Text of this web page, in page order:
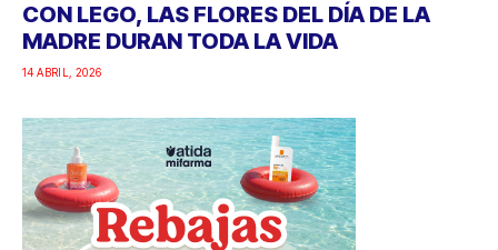
CON LEGO, LAS FLORES DEL DÍA DE LA
MADRE DURAN TODA LA VIDA
14 ABRIL, 2026